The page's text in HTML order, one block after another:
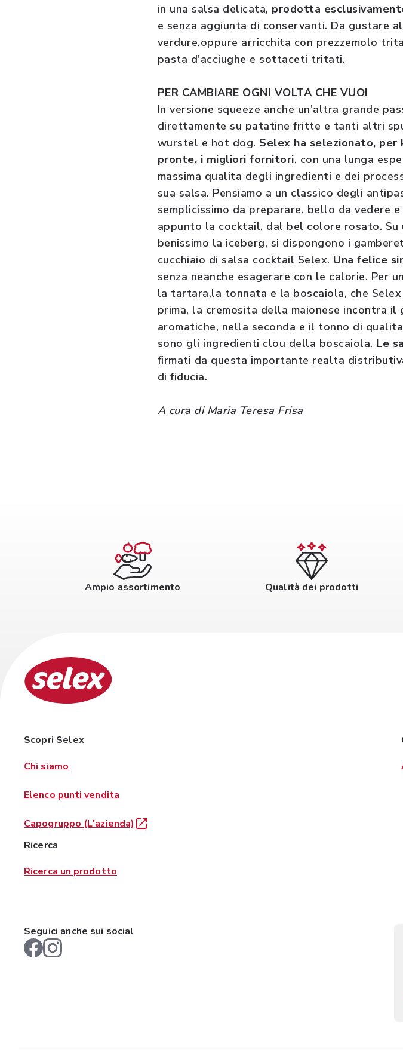
in una salsa delicata, prodotta
e senza aggiunta di conservanti. Da gustare
verdure,oppure arricchita con prezzemolo
pasta d'acciughe e sottaceti tritati.
PER CAMBIARE OGNI VOLTA CHE VUOI
In versione squeeze anche un'altra grande
direttamente su patatine fritte e tanti altri
wurstel e hot dog. Selex ha selezionato,
pronte, i migliori fornitori, con una lunga
massima qualita degli ingredienti e dei
sua salsa. Pensiamo a un classico degli
semplicissimo da preparare, bello da vedere
appunto la cocktail, dal bel colore rosato.
benissimo la iceberg, si dispongono i
cucchiaio di salsa cocktail Selex. Una felice
senza neanche esagerare con le calorie. Per
la tartara,la tonnata e la boscaiola, che
prima, la cremosita della maionese incontra
aromatiche, nella seconda e il tonno di
sono gli ingredienti clou della boscaiola. Le
firmati da questa importante realta
di fiducia.
A cura di Maria Teresa Frisa
Ampio assortimento Qualità dei prodotti
Scopri Selex
Chi siamo
Elenco punti vendita
Capogruppo (L'azienda)
Ricerca
Ricerca un prodotto
Seguici anche sui social